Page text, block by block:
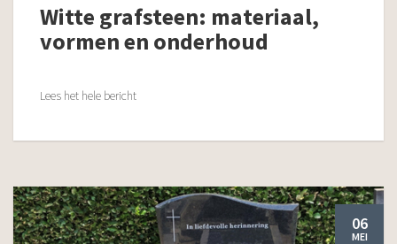
Witte grafsteen: materiaal,
vormen en onderhoud
Lees het hele bericht
06
MEI